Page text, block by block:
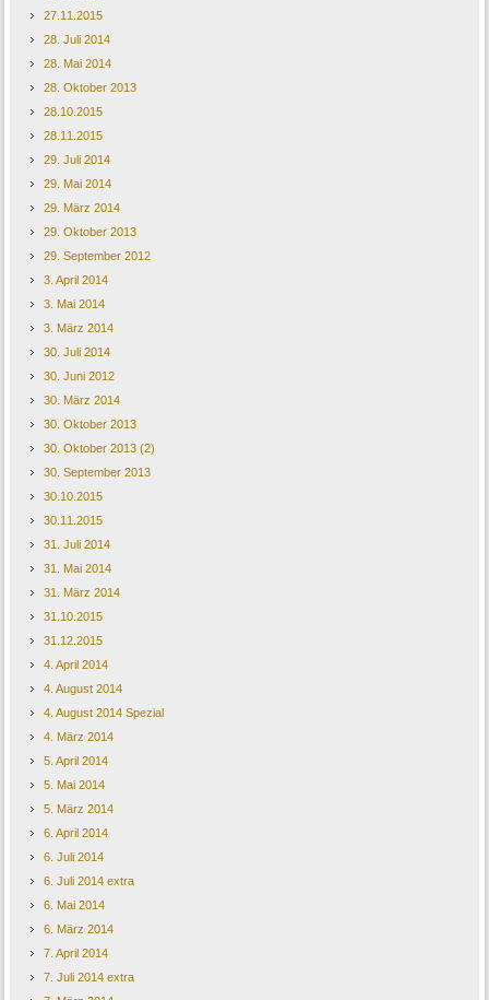
27.11.2015
28. Juli 2014
28. Mai 2014
28. Oktober 2013
28.10.2015
28.11.2015
29. Juli 2014
29. Mai 2014
29. März 2014
29. Oktober 2013
29. September 2012
3. April 2014
3. Mai 2014
3. März 2014
30. Juli 2014
30. Juni 2012
30. März 2014
30. Oktober 2013
30. Oktober 2013 (2)
30. September 2013
30.10.2015
30.11.2015
31. Juli 2014
31. Mai 2014
31. März 2014
31.10.2015
31.12.2015
4. April 2014
4. August 2014
4. August 2014 Spezial
4. März 2014
5. April 2014
5. Mai 2014
5. März 2014
6. April 2014
6. Juli 2014
6. Juli 2014 extra
6. Mai 2014
6. März 2014
7. April 2014
7. Juli 2014 extra